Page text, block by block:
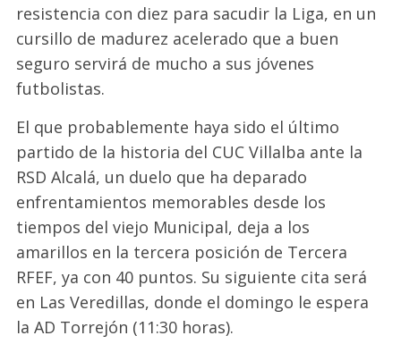
resistencia con diez para sacudir la Liga, en un
cursillo de madurez acelerado que a buen
seguro servirá de mucho a sus jóvenes
futbolistas.
El que probablemente haya sido el último
partido de la historia del CUC Villalba ante la
RSD Alcalá, un duelo que ha deparado
enfrentamientos memorables desde los
tiempos del viejo Municipal, deja a los
amarillos en la tercera posición de Tercera
RFEF, ya con 40 puntos. Su siguiente cita será
en Las Veredillas, donde el domingo le espera
la AD Torrejón (11:30 horas).